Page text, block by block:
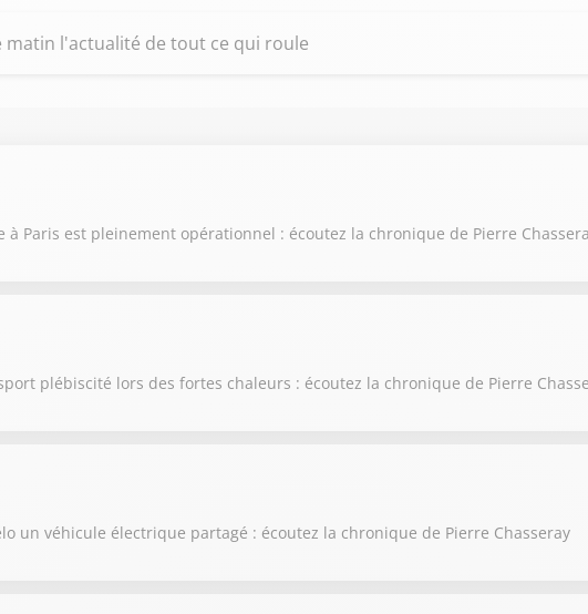
matin l'actualité de tout ce qui roule
Paris est pleinement opérationnel : écoutez la chronique de Pierre
plébiscité lors des fortes chaleurs : écoutez la chronique de Pierre
un véhicule électrique partagé : écoutez la chronique de Pierre Chasseray